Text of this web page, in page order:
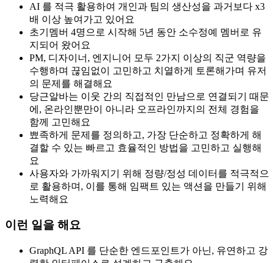
AI 를 적극 활용하여 개인과 팀의 생산성을 과거보다 x3
배 이상 높여가고 있어요
초기멤버 4명으로 시작해 5년 동안 소수정예 멤버로 유
지되어 왔어요
PM, 디자이너, 엔지니어 모두 2가지 이상의 직군 역량을
수행하며 끊임없이 고민하고 치열하게 토론해가며 유저
의 문제를 해결해요
당근알바는 이웃 간의 직접적인 만남으로 연결되기 때문
에, 온라인뿐만이 아니라 오프라인까지의 전체 경험을
함께 고민해요
뾰족하게 문제를 정의하고, 가장 단순하고 정확하게 해
결할 수 있는 빠르고 효율적인 방법을 고민하고 실행해
요
사용자와 가까워지기 위해 정량/정성 데이터를 적극적으
로 활용하며, 이를 통해 임팩트 있는 액션을 만들기 위해
노력해요
이런 일을 해요
GraphQL API 를 단순한 엔드포인트가 아닌, 유연하고 강